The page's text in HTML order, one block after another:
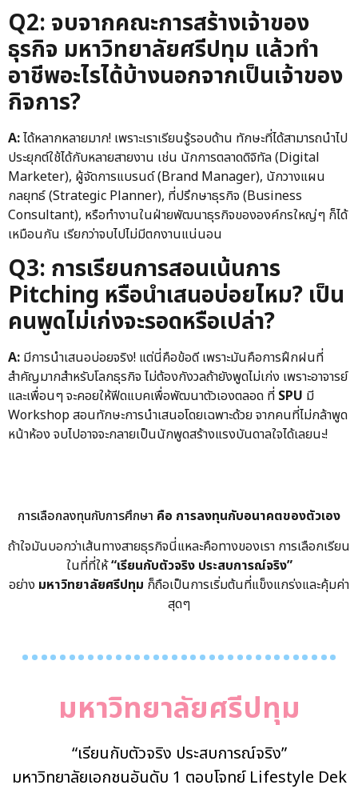
Q2: จบจากคณะการสร้างเจ้าของ
ธุรกิจ มหาวิทยาลัยศรีปทุม แล้วทำ
อาชีพอะไรได้บ้างนอกจากเป็นเจ้าของ
กิจการ?
A:ได้หลากหลายมาก! เพราะเราเรียนรู้รอบด้าน ทักษะที่ได้สามารถนำไป
ประยุกต์ใช้ได้กับหลายสายงาน เช่น นักการตลาดดิจิทัล (Digital
Marketer), ผู้จัดการแบรนด์ (Brand Manager), นักวางแผน
กลยุทธ์ (Strategic Planner), ที่ปรึกษาธุรกิจ (Business
Consultant), หรือทำงานในฝ่ายพัฒนาธุรกิจขององค์กรใหญ่ๆ ก็ได้
เหมือนกัน เรียกว่าจบไปไม่มีตกงานแน่นอน
Q3: การเรียนการสอนเน้นการ
Pitching หรือนำเสนอบ่อยไหม? เป็น
คนพูดไม่เก่งจะรอดหรือเปล่า?
A: มีการนำเสนอบ่อยจริง! แต่นี่คือข้อดี เพราะมันคือการฝึกฝนที่
สำคัญมากสำหรับโลกธุรกิจ ไม่ต้องกังวลถ้ายังพูดไม่เก่ง เพราะอาจารย์
และเพื่อนๆ จะคอยให้ฟีดแบคเพื่อพัฒนาตัวเองตลอด ที่ SPU มี
Workshop สอนทักษะการนำเสนอโดยเฉพาะด้วย จากคนที่ไม่กล้าพูด
หน้าห้อง จบไปอาจจะกลายเป็นนักพูดสร้างแรงบันดาลใจได้เลยนะ!
การเลือกลงทุนกับการศึกษา คือ การลงทุนกับอนาคตของตัวเอง
ถ้าใจมันบอกว่าเส้นทางสายธุรกิจนี่แหละคือทางของเรา การเลือกเรียน
ในที่ที่ให้“เรียนกับตัวจริง ประสบการณ์จริง”
อย่าง มหาวิทยาลัยศรีปทุม ก็ถือเป็นการเริ่มต้นที่แข็งแกร่งและคุ้มค่า
สุดๆ
…………………………….
มหาวิทยาลัยศรีปทุม
“เรียนกับตัวจริง ประสบการณ์จริง”
มหาวิทยาลัยเอกชนอันดับ 1 ตอบโจทย์ Lifestyle Dek